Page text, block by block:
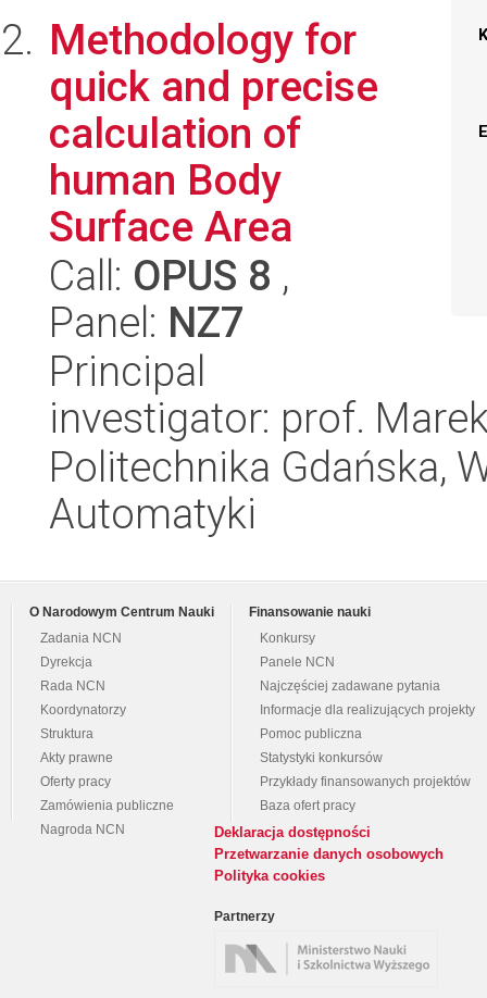
Methodology for
quick and precise
calculation of
human Body
Surface Area
Call: OPUS 8 ,
Panel: NZ7
Principal
investigator: prof.
Politechnika Gdańska,
Automatyki
O Narodowym Centrum Nauki
Zadania NCN
Dyrekcja
Rada NCN
Koordynatorzy
Struktura
Akty prawne
Oferty pracy
Zamówienia publiczne
Nagroda NCN
Finansowanie nauki
Konkursy
Panele NCN
Najczęściej zadawane pytania
Informacje dla realizujących projekty
Pomoc publiczna
Statystyki konkursów
Przykłady finansowanych projektów
Baza ofert pracy
Deklaracja dostępności
Przetwarzanie danych osobowych
Polityka cookies
Partnerzy